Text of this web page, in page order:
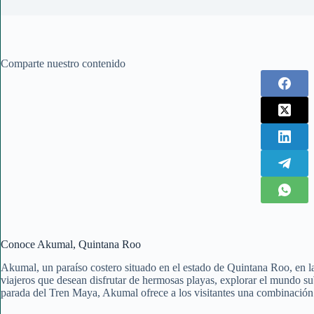
Comparte nuestro contenido
Conoce Akumal, Quintana Roo
Akumal, un paraíso costero situado en el estado de Quintana Roo, en
viajeros que desean disfrutar de hermosas playas, explorar el mundo
parada del Tren Maya, Akumal ofrece a los visitantes una